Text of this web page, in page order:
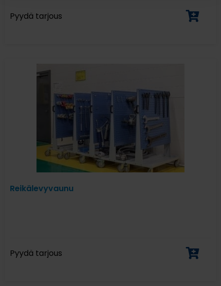
Pyydä tarjous
Reikälevyvaunu
Pyydä tarjous